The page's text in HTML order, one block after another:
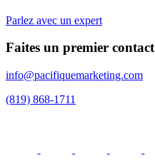
Parlez avec un expert
Faites un premier contact
info@pacifiquemarketing.com
(819) 868-1711